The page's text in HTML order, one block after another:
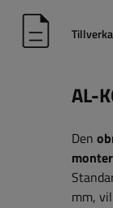
AL-
Den
mm,